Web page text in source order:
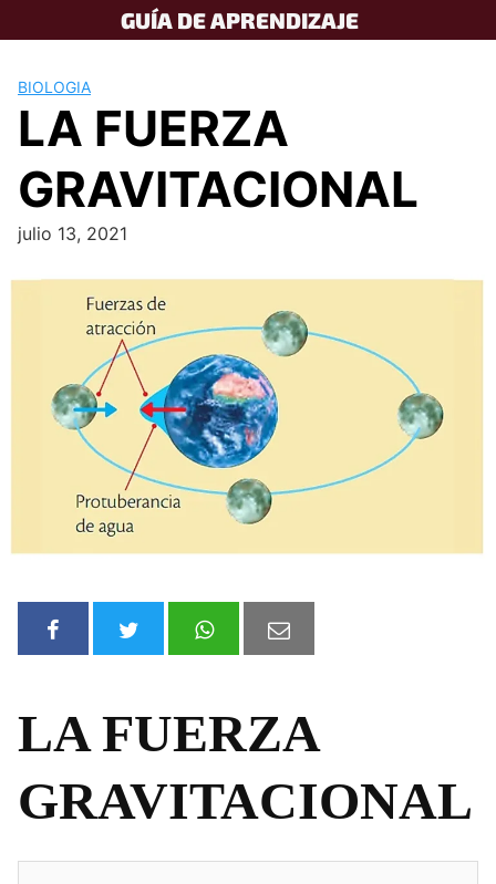
to
GUÍA DE APRENDIZAJE
BIOLOGIA
LA FUERZA
GRAVITACIONAL
julio 13, 2021
LA FUERZA
GRAVITACIONAL